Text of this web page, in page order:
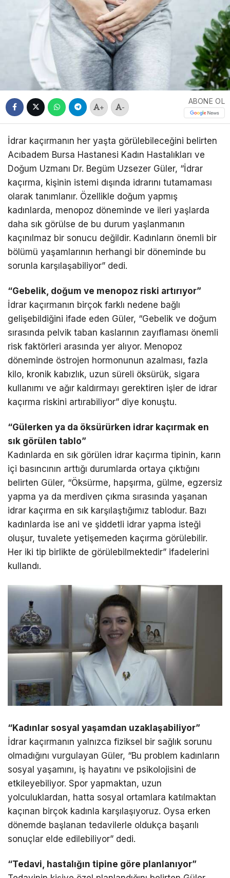
+ -
ABONE OL
İdrar kaçırmanın her yaşta görülebileceğini belirten
Acıbadem Bursa Hastanesi Kadın Hastalıkları ve
Doğum Uzmanı Dr. Begüm Uzsezer Güler, “İdrar
kaçırma, kişinin istemi dışında idrarını tutamaması
olarak tanımlanır. Özellikle doğum yapmış
kadınlarda, menopoz döneminde ve ileri yaşlarda
daha sık görülse de bu durum yaşlanmanın
kaçınılmaz bir sonucu değildir. Kadınların önemli bir
bölümü yaşamlarının herhangi bir döneminde bu
sorunla karşılaşabiliyor” dedi.
“Gebelik, doğum ve menopoz riski artırıyor”
İdrar kaçırmanın birçok farklı nedene bağlı
gelişebildiğini ifade eden Güler, “Gebelik ve doğum
sırasında pelvik taban kaslarının zayıflaması önemli
risk faktörleri arasında yer alıyor. Menopoz
döneminde östrojen hormonunun azalması, fazla
kilo, kronik kabızlık, uzun süreli öksürük, sigara
kullanımı ve ağır kaldırmayı gerektiren işler de idrar
kaçırma riskini artırabiliyor” diye konuştu.
“Gülerken ya da öksürürken idrar kaçırmak en
sık görülen tablo”
Kadınlarda en sık görülen idrar kaçırma tipinin, karın
içi basıncının arttığı durumlarda ortaya çıktığını
belirten Güler, “Öksürme, hapşırma, gülme, egzersiz
yapma ya da merdiven çıkma sırasında yaşanan
idrar kaçırma en sık karşılaştığımız tablodur. Bazı
kadınlarda ise ani ve şiddetli idrar yapma isteği
oluşur, tuvalete yetişemeden kaçırma görülebilir.
Her iki tip birlikte de görülebilmektedir” ifadelerini
kullandı.
“Kadınlar sosyal yaşamdan uzaklaşabiliyor”
İdrar kaçırmanın yalnızca fiziksel bir sağlık sorunu
olmadığını vurgulayan Güler, “Bu problem kadınların
sosyal yaşamını, iş hayatını ve psikolojisini de
etkileyebiliyor. Spor yapmaktan, uzun
yolculuklardan, hatta sosyal ortamlara katılmaktan
kaçınan birçok kadınla karşılaşıyoruz. Oysa erken
dönemde başlanan tedavilerle oldukça başarılı
sonuçlar elde edilebiliyor” dedi.
“Tedavi, hastalığın tipine göre planlanıyor”